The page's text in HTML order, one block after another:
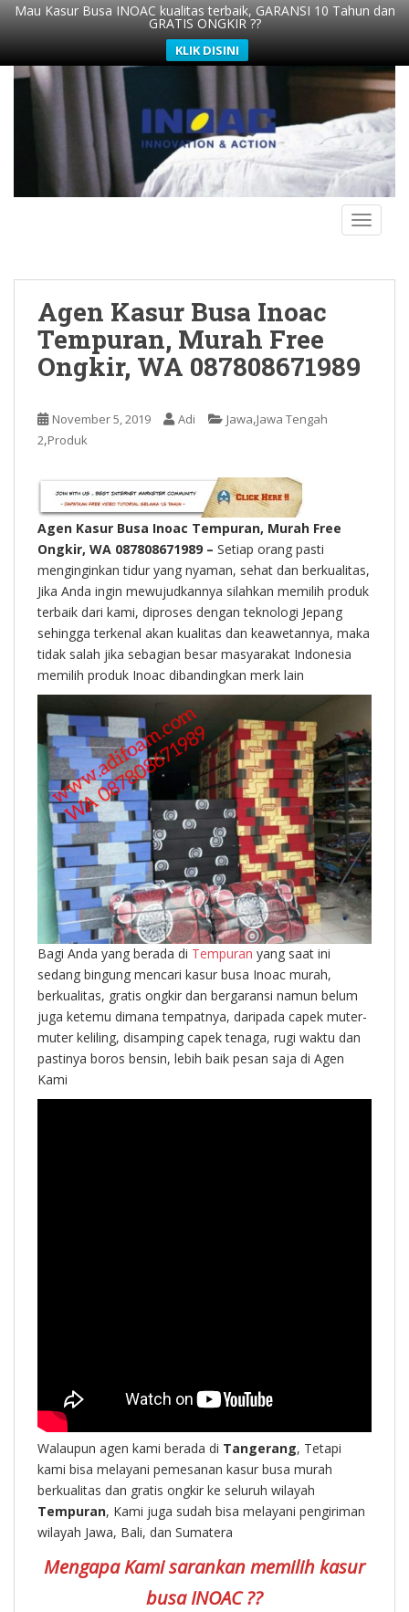
Mau Kasur Busa INOAC kualitas terbaik, GARANSI 10 Tahun dan
GRATIS ONGKIR ??
KLIK DISINI
Agen Kasur Busa Inoac
Tempuran, Murah Free
Ongkir, WA 087808671989
November 5, 2019 Adi Jawa,Jawa Tengah
2,Produk
Agen Kasur Busa Inoac Tempuran, Murah Free
Ongkir, WA 087808671989 – Setiap orang pasti
menginginkan tidur yang nyaman, sehat dan berkualitas,
Jika Anda ingin mewujudkannya silahkan memilih produk
terbaik dari kami, diproses dengan teknologi Jepang
sehingga terkenal akan kualitas dan keawetannya, maka
tidak salah jika sebagian besar masyarakat Indonesia
memilih produk Inoac dibandingkan merk lain
Bagi Anda yang berada di Tempuran yang saat ini
sedang bingung mencari kasur busa Inoac murah,
berkualitas, gratis ongkir dan bergaransi namun belum
juga ketemu dimana tempatnya, daripada capek muter-
muter keliling, disamping capek tenaga, rugi waktu dan
pastinya boros bensin, lebih baik pesan saja di Agen
Kami
Walaupun agen kami berada di Tangerang, Tetapi
kami bisa melayani pemesanan kasur busa murah
berkualitas dan gratis ongkir ke seluruh wilayah
Tempuran, Kami juga sudah bisa melayani pengiriman
wilayah Jawa, Bali, dan Sumatera
Mengapa Kami sarankan memilih kasur
busa INOAC ??